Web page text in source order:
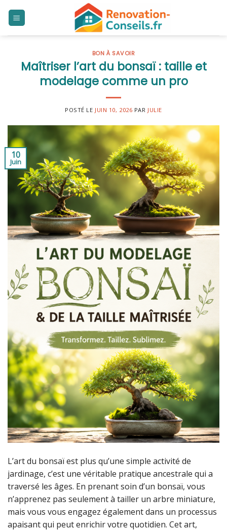
BON À SAVOIR
Maîtriser l’art du bonsaï : taille et
modelage comme un pro
POSTÉ LE JUIN 10, 2026 PAR JULIE
10
Juin
L’art du bonsaï est plus qu’une simple activité de
jardinage, c’est une véritable pratique ancestrale qui a
traversé les âges. En prenant soin d’un bonsaï, vous
n’apprenez pas seulement à tailler un arbre miniature,
mais vous vous engagez également dans un processus
apaisant qui peut enrichir votre quotidien. Cet art,